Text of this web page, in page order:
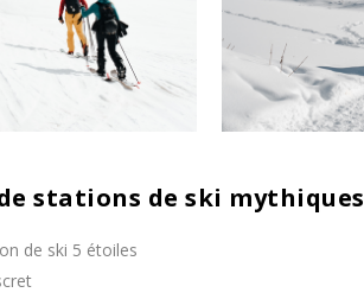
stations de ski mythiques
de ski 5 étoiles